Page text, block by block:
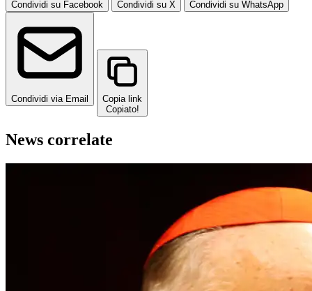
Condividi su Facebook Condividi su X Condividi su WhatsApp
Condividi via Email
Copia link
Copiato!
News correlate